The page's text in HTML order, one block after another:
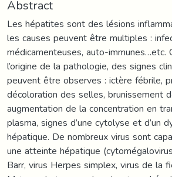
Abstract
Les hépatites sont des lésions
les causes peuvent être multiples :
médicamenteuses, auto-
l’origine de la pathologie, des signes
peuvent être observes : ictère fébrile,
décoloration des selles, brunissement
augmentation de la concentration en
plasma, signes d’une cytolyse et d’un
hépatique. De nombreux virus sont
une atteinte hépatique
Barr, virus Herpes simplex, virus de la